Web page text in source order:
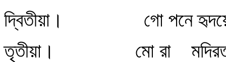
দ্বিতীয়া। গো পনে হৃদয়ে
তৃতীয়া। মো রা মদিরতরঙ্গ